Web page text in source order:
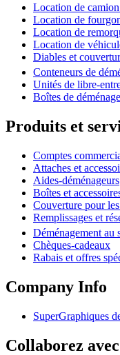
Location de
Location de
Location de
Location de
Diables et
Conteneurs de
Unités de libre-
Boîtes de
Produits et
Comptes
Attaches et
Aides-déménageurs
Boîtes et
Couverture pour
Remplissages et
Déménagement au
Chèques-cadeaux
Rabais et offres
Company Info
SuperGraphiques
Collaborez